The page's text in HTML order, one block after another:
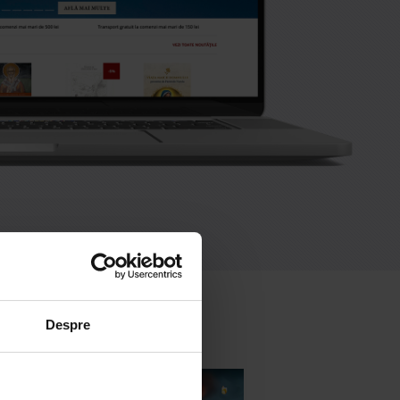
Despre